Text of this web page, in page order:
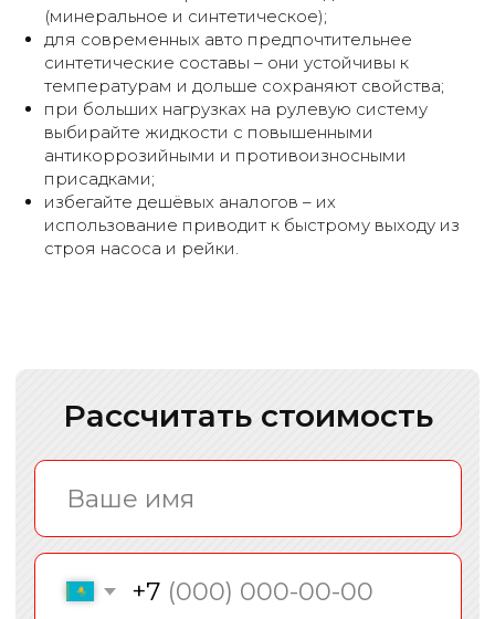
(минеральное и синтетическое);
для современных авто предпочтительнее
синтетические составы – они устойчивы к
температурам и дольше сохраняют свойства;
при больших нагрузках на рулевую систему
выбирайте жидкости с повышенными
антикоррозийными и противоизносными
присадками;
избегайте дешёвых аналогов – их
использование приводит к быстрому выходу из
строя насоса и рейки.
Профессионалы своего
дела